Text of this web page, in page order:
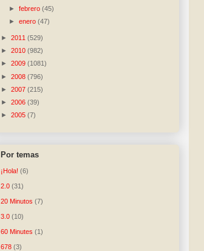
►febrero(45)
►enero(47)
► 2011 (529)
► 2010 (982)
► 2009 (1081)
► 2008 (796)
► 2007 (215)
► 2006 (39)
► 2005 (7)
Por temas
¡Hola! (6)
2.0 (31)
20 Minutos (7)
3.0 (10)
60 Minutes (1)
678 (3)